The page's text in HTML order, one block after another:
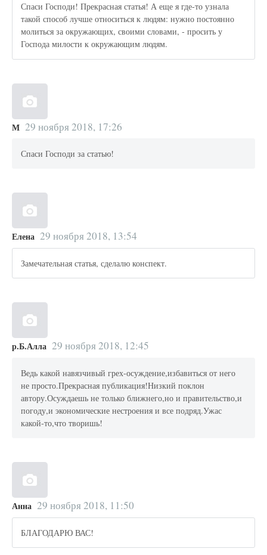
Спаси Господи! Прекрасная статья! А еще я где-то узнала
такой способ лучше относиться к людям: нужно постоянно
молиться за окружающих, своими словами, - просить у
Господа милости к окружающим людям.
М 29 ноября 2018, 17:26
Спаси Господи за статью!
Елена 29 ноября 2018, 13:54
Замечательная статья, сделалю конспект.
р.Б.Алла 29 ноября 2018, 12:45
Ведь какой навязчивый грех-осуждение,избавиться от него
не просто.Прекрасная публикация!Низкий поклон
автору.Осуждаешь не только ближнего,но и правительство,и
погоду,и экономические нестроения и все подряд.Ужас
какой-то,что творишь!
Анна 29 ноября 2018, 11:50
БЛАГОДАРЮ ВАС!